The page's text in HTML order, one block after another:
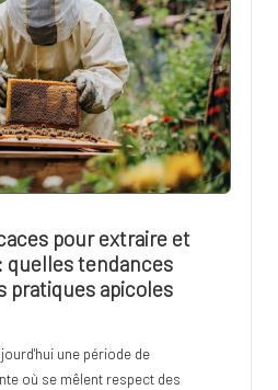
pour extraire et
quelles tendances
pratiques apicoles
une période de
où se mêlent respect des